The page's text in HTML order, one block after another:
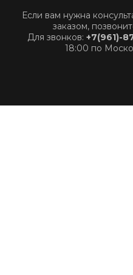
Если вам нужна
заказом,
Для звонков: +7(961)-
18:00 по